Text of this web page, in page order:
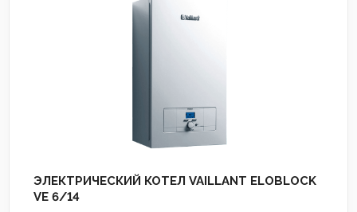
ЭЛЕКТРИЧЕСКИЙ КОТЕЛ VAILLANT ELOBLOCK
VE 6/14